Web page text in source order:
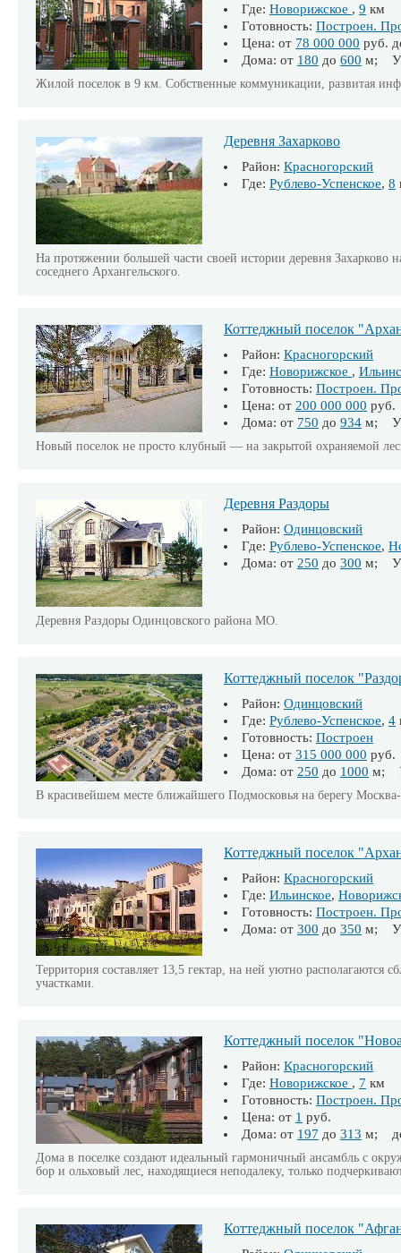
Где: Новорижское , 9 км
Готовность: Построен.
Цена: от 78 000 000 руб.
Дома: от 180 до 600 м;
Жилой поселок в 9 км. Собственные коммуникации, развитая
Деревня Захарково
Район: Красногорский
Где: Рублево-Успенское, 8
На протяжении большей части своей истории деревня Захарково
соседнего Архангельского.
Коттеджный поселок
Район: Красногорский
Где: Новорижское ,
Готовность: Построен.
Цена: от 200 000 000 руб.
Дома: от 750 до 934 м;
Новый поселок не просто клубный — на закрытой охраняемой
Деревня Раздоры
Район: Одинцовский
Где: Рублево-Успенское,
Дома: от 250 до 300 м;
Деревня Раздоры Одинцовского района МО.
Коттеджный поселок
Район: Одинцовский
Где: Рублево-Успенское, 4
Готовность: Построен
Цена: от 315 000 000 руб.
Дома: от 250 до 1000 м;
В красивейшем месте ближайшего Подмосковья на берегу
Коттеджный поселок
Район: Красногорский
Где: Ильинское,
Готовность: Построен.
Дома: от 300 до 350 м;
Территория составляет 13,5 гектар, на ней уютно располагаются
участками.
Коттеджный поселок
Район: Красногорский
Где: Новорижское , 7 км
Готовность: Построен.
Цена: от 1 руб.
Дома: от 197 до 313 м;
Дома в поселке создают идеальный гармоничный ансамбль с
бор и ольховый лес, находящиеся неподалеку, только
Коттеджный поселок